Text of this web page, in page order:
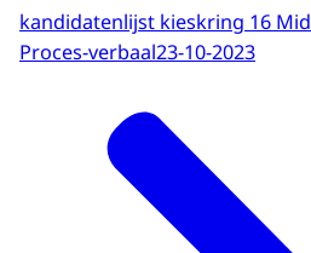
kandidatenlijst kieskring 16
Proces-verbaal23-10-2023